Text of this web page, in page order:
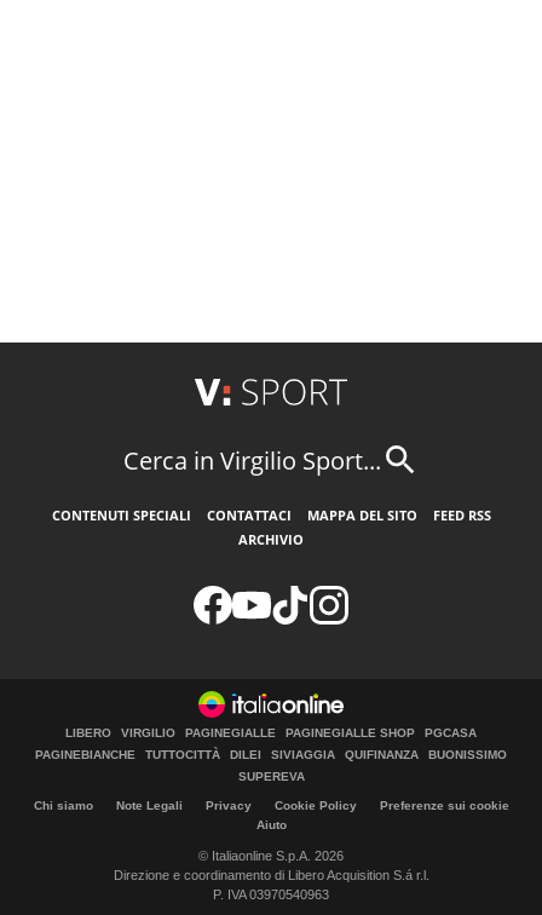
Cerca in Virgilio Sport...
CONTENUTI SPECIALI CONTATTACI MAPPA DEL SITO
FEED RSS
ARCHIVIO
LIBERO VIRGILIO PAGINEGIALLE PAGINEGIALLE SHOP
PGCASA
PAGINEBIANCHE
TUTTOCITTÀ DILEI SIVIAGGIA QUIFINANZA
BUONISSIMO
SUPEREVA
Chi siamo Note Legali Privacy Cookie Policy
Preferenze sui cookie
Aiuto
© Italiaonline S.p.A. 2026
Direzione e coordinamento di Libero Acquisition S.á r.l.
P. IVA 03970540963